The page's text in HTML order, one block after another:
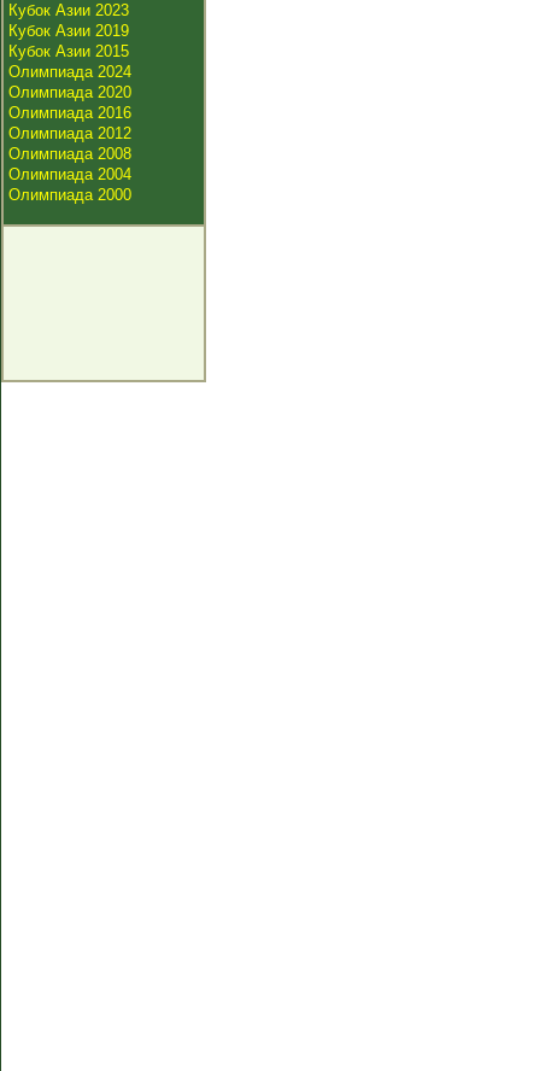
Кубок Азии 2023
Кубок Азии 2019
Кубок Азии 2015
Олимпиада 2024
Олимпиада 2020
Олимпиада 2016
Олимпиада 2012
Олимпиада 2008
Олимпиада 2004
Олимпиада 2000